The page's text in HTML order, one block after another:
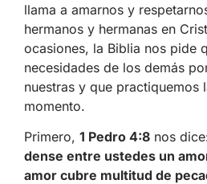
llama a amarnos y
hermanos y hermanas en
ocasiones, la Biblia nos pide
necesidades de los demás
nuestras y que practiquemos
momento.
Primero, 1 Pedro 4:8 nos
dense entre ustedes un
amor cubre multitud de